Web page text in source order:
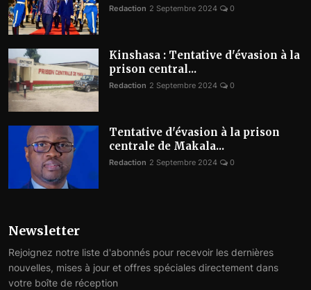
Redaction 2 Septembre 2024 0
Kinshasa : Tentative d'évasion à la
prison central...
Redaction 2 Septembre 2024 0
Tentative d'évasion à la prison
centrale de Makala...
Redaction 2 Septembre 2024 0
Newsletter
Rejoignez notre liste d'abonnés pour recevoir les dernières
nouvelles, mises à jour et offres spéciales directement dans
votre boîte de réception